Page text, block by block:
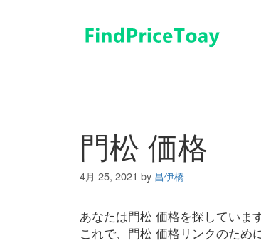
門松 価格
4月 25, 2021 by 昌伊橋
あなたは門松 価格を探していま
これで、門松 価格リンクのため